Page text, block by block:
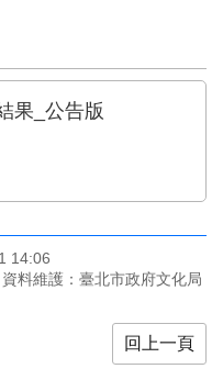
果_公告版
14:06
資料維護：臺北市政府文化局
回上一頁